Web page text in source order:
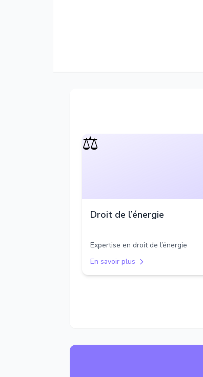
⚖️
Droit de l’énergie
Expertise en droit de l’énergie
En savoir plus